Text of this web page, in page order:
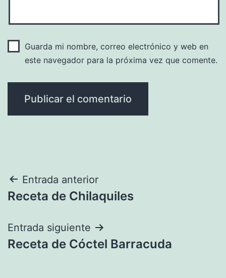
Guarda mi nombre, correo electrónico y web en
este navegador para la próxima vez que comente.
Navegación
de
entradas
Entrada anterior
Receta de Chilaquiles
Entrada siguiente
Receta de Cóctel Barracuda